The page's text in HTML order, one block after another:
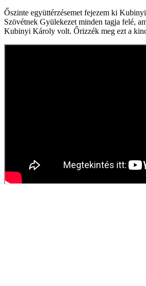
Őszinte együttérzésemet fejezem ki
Szövétnek Gyülekezet minden tagja felé,
Kubinyi Károly volt. Őrizzék meg ezt a